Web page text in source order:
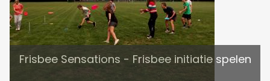
Frisbee Sensations - Frisbee initiatie spelen